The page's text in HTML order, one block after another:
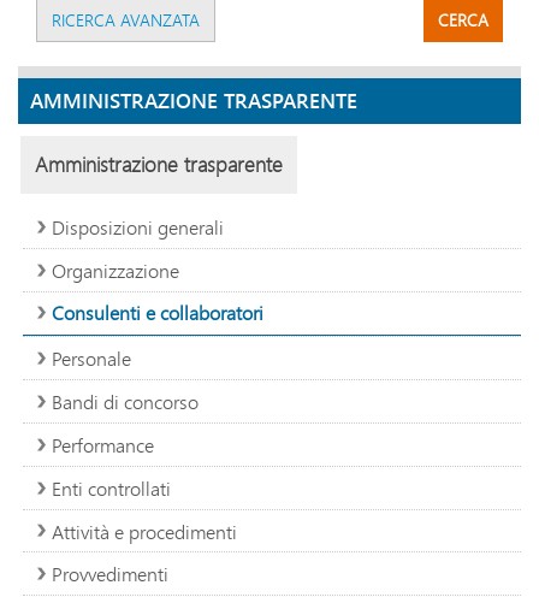
CERCA
RICERCA AVANZATA
AMMINISTRAZIONE TRASPARENTE
Amministrazione trasparente
Disposizioni generali
Organizzazione
Consulenti e collaboratori
Personale
Bandi di concorso
Performance
Enti controllati
Attività e procedimenti
Provvedimenti